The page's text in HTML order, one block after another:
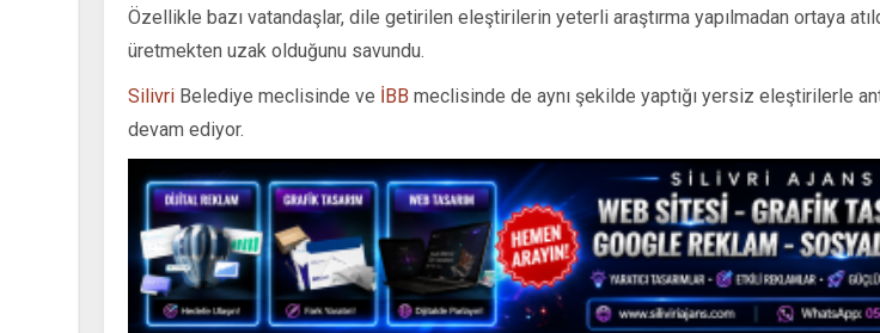
Özellikle bazı vatandaşlar, dile getirilen eleştirilerin yeterli araştırma yapılmadan ortaya
üretmekten uzak olduğunu savundu.
Silivri Belediye meclisinde ve İBB meclisinde de aynı şekilde yaptığı yersiz eleştirilerle
devam ediyor.